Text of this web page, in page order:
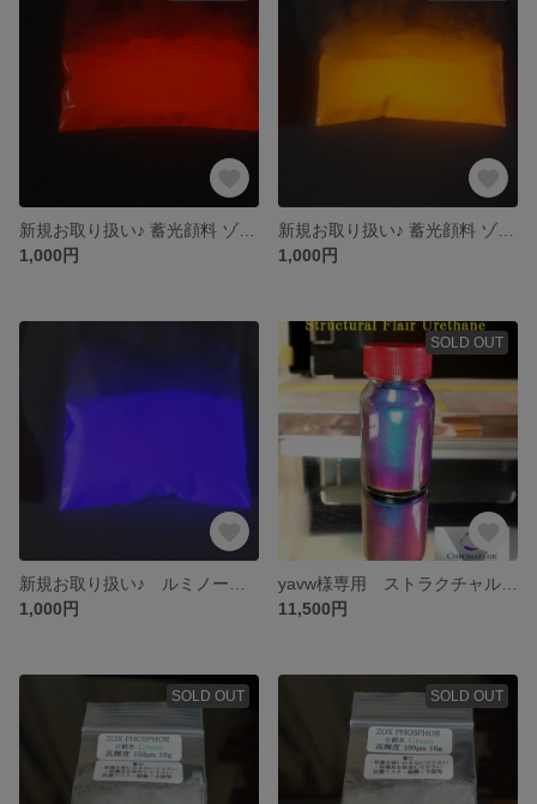
1,000円
1,000円
1,000円
SOLD OUT
11,500円
SOLD OUT SOLD OUT